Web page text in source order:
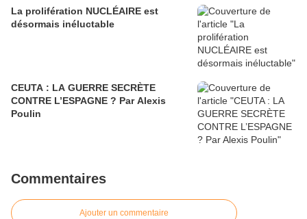
La prolifération NUCLÉAIRE est
désormais inéluctable
CEUTA : LA GUERRE SECRÈTE
CONTRE L’ESPAGNE ? Par Alexis
Poulin
Commentaires
Ajouter un commentaire